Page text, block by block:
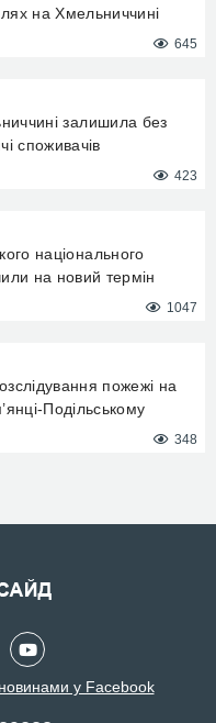
на Хмельниччині
645
залишила без
споживачів
423
національного
на новий термін
1047
пожежі на
Подільському
348
новинами у Facebook